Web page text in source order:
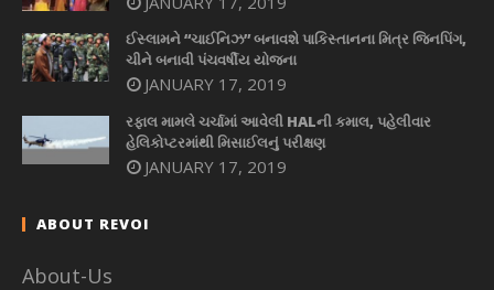
ઈસ્લામને “ચાઈનિઝ” બનાવશે પાકિસ્તાનના મિત્ર જિનપિંગ,
ચીને બનાવી પંચવર્ષીય યોજના
JANUARY 17, 2019
રફાલ મામલે ચર્ચામાં આવેલી HALની કમાલ, પહેલીવાર
હેલિકોપ્ટરમાંથી મિસાઈલનું પરીક્ષણ
JANUARY 17, 2019
ABOUT REVOI
About-Us